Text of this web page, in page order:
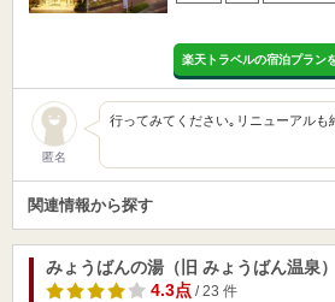
楽天トラベルの宿泊プラン
匿名
行ってみてください｡リニューアルも
関連情報から探す
みょうばんの湯（旧 みょうばん温泉）
4.3点/ 23 件